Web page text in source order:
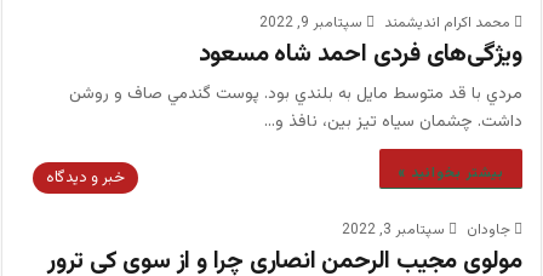
محمد اکرام اندیشمند سپتامبر 9, 2022
ویژگی‌های فردی احمد شاه مسعود
مردي با قد متوسط مايل به بلندي بود. پوست گندمي صاف و روشن
داشت. چشمان سياه تيز بين، نافذ و…
بیشتر بخوانید » خبر و دیدگاه
جاودان سپتامبر 3, 2022
مولوی مجیب الرحمن انصاری چرا و از سوی کی ترور